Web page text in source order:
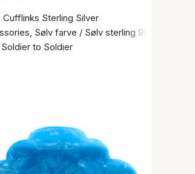
Cufflinks Sterling Silver
Sølv farve / Sølv sterling 925
to Soldier